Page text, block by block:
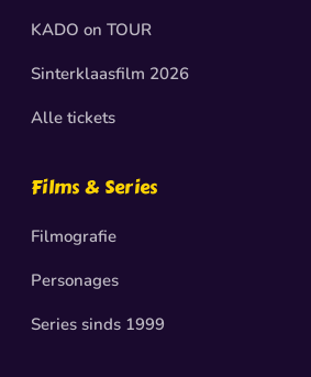
KADO on TOUR
Sinterklaasfilm 2026
Alle tickets
Films & Series
Filmografie
Personages
Series sinds 1999